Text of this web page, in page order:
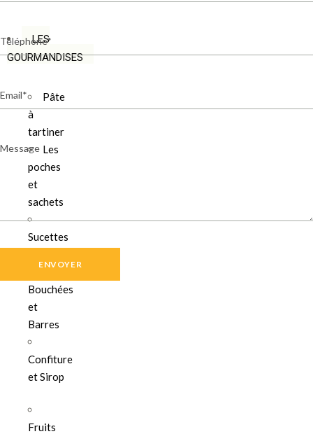
LES
GOURMANDISES
Pâte
à
tartiner
Les
poches
et
sachets
Sucettes
Bouchées
et
Barres
Confiture
et Sirop
Fruits
Téléphone
Email
Message